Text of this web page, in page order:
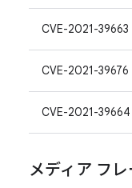
CVE-2021-39663
CVE-2021-39676
CVE-2021-39664
メディア フ